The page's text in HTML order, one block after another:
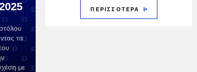
τα
με
ΠΕΡΙΣΣΟΤΕΡΑ